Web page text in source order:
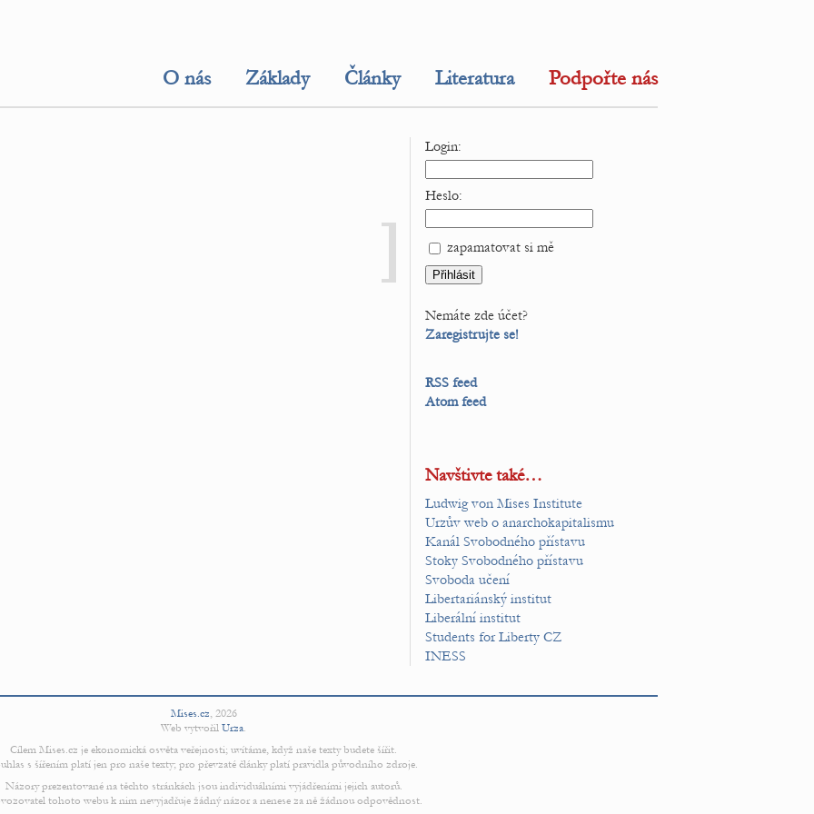
O nás Základy Články Literatura Podpořte nás
Login:
Heslo:
zapamatovat si mě
Nemáte zde účet?
Zaregistrujte se!
RSS feed
Atom feed
Navštivte také…
Ludwig von Mises Institute
Urzův web o anarchokapitalismu
Kanál Svobodného přístavu
Stoky Svobodného přístavu
Svoboda učení
Libertariánský institut
Liberální institut
Students for Liberty CZ
INESS
Mises.cz, 2026
Web vytvořil Urza.
Cílem Mises.cz je ekonomická osvěta veřejnosti; uvítáme, když naše texty budete šířit.
s šířením platí jen pro naše texty; pro převzaté články platí pravidla původního zdroje.
Názory prezentované na těchto stránkách jsou individuálními vyjádřeními jejich autorů.
tohoto webu k nim nevyjadřuje žádný názor a nenese za ně žádnou odpovědnost.